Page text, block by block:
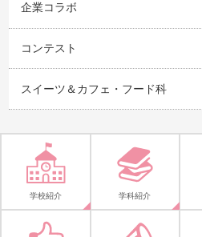
企業コラボ
コンテスト
スイーツ＆カフェ・フード科
学校紹介 学科紹介